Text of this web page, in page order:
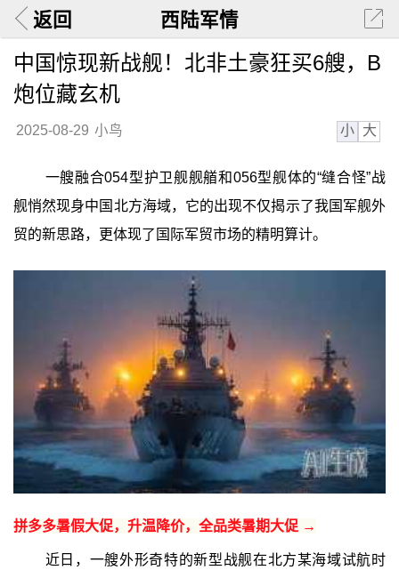
返回 西陆军情
中国惊现新战舰！北非土豪狂买6艘，B
炮位藏玄机
2025-08-29 小鸟 小 大
一艘融合054型护卫舰舰艏和056型舰体的“缝合怪”战
舰悄然现身中国北方海域，它的出现不仅揭示了我国军舰外
贸的新思路，更体现了国际军贸市场的精明算计。
拼多多暑假大促，升温降价，全品类暑期大促 →
近日，一艘外形奇特的新型战舰在北方某海域试航时